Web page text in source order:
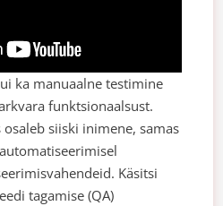
ka manuaalne testimine
funktsionaalsust.
siiski inimene, samas
Käsitsi
tagamise (QA)